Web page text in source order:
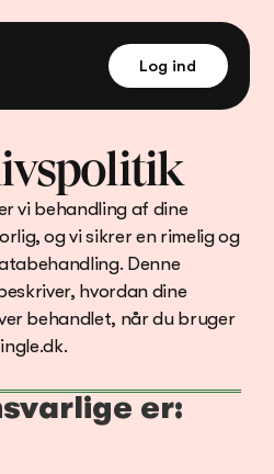
Log ind
vi behandling af dine
og vi sikrer en rimelig og
Denne
hvordan dine
behandlet, når du bruger
er: